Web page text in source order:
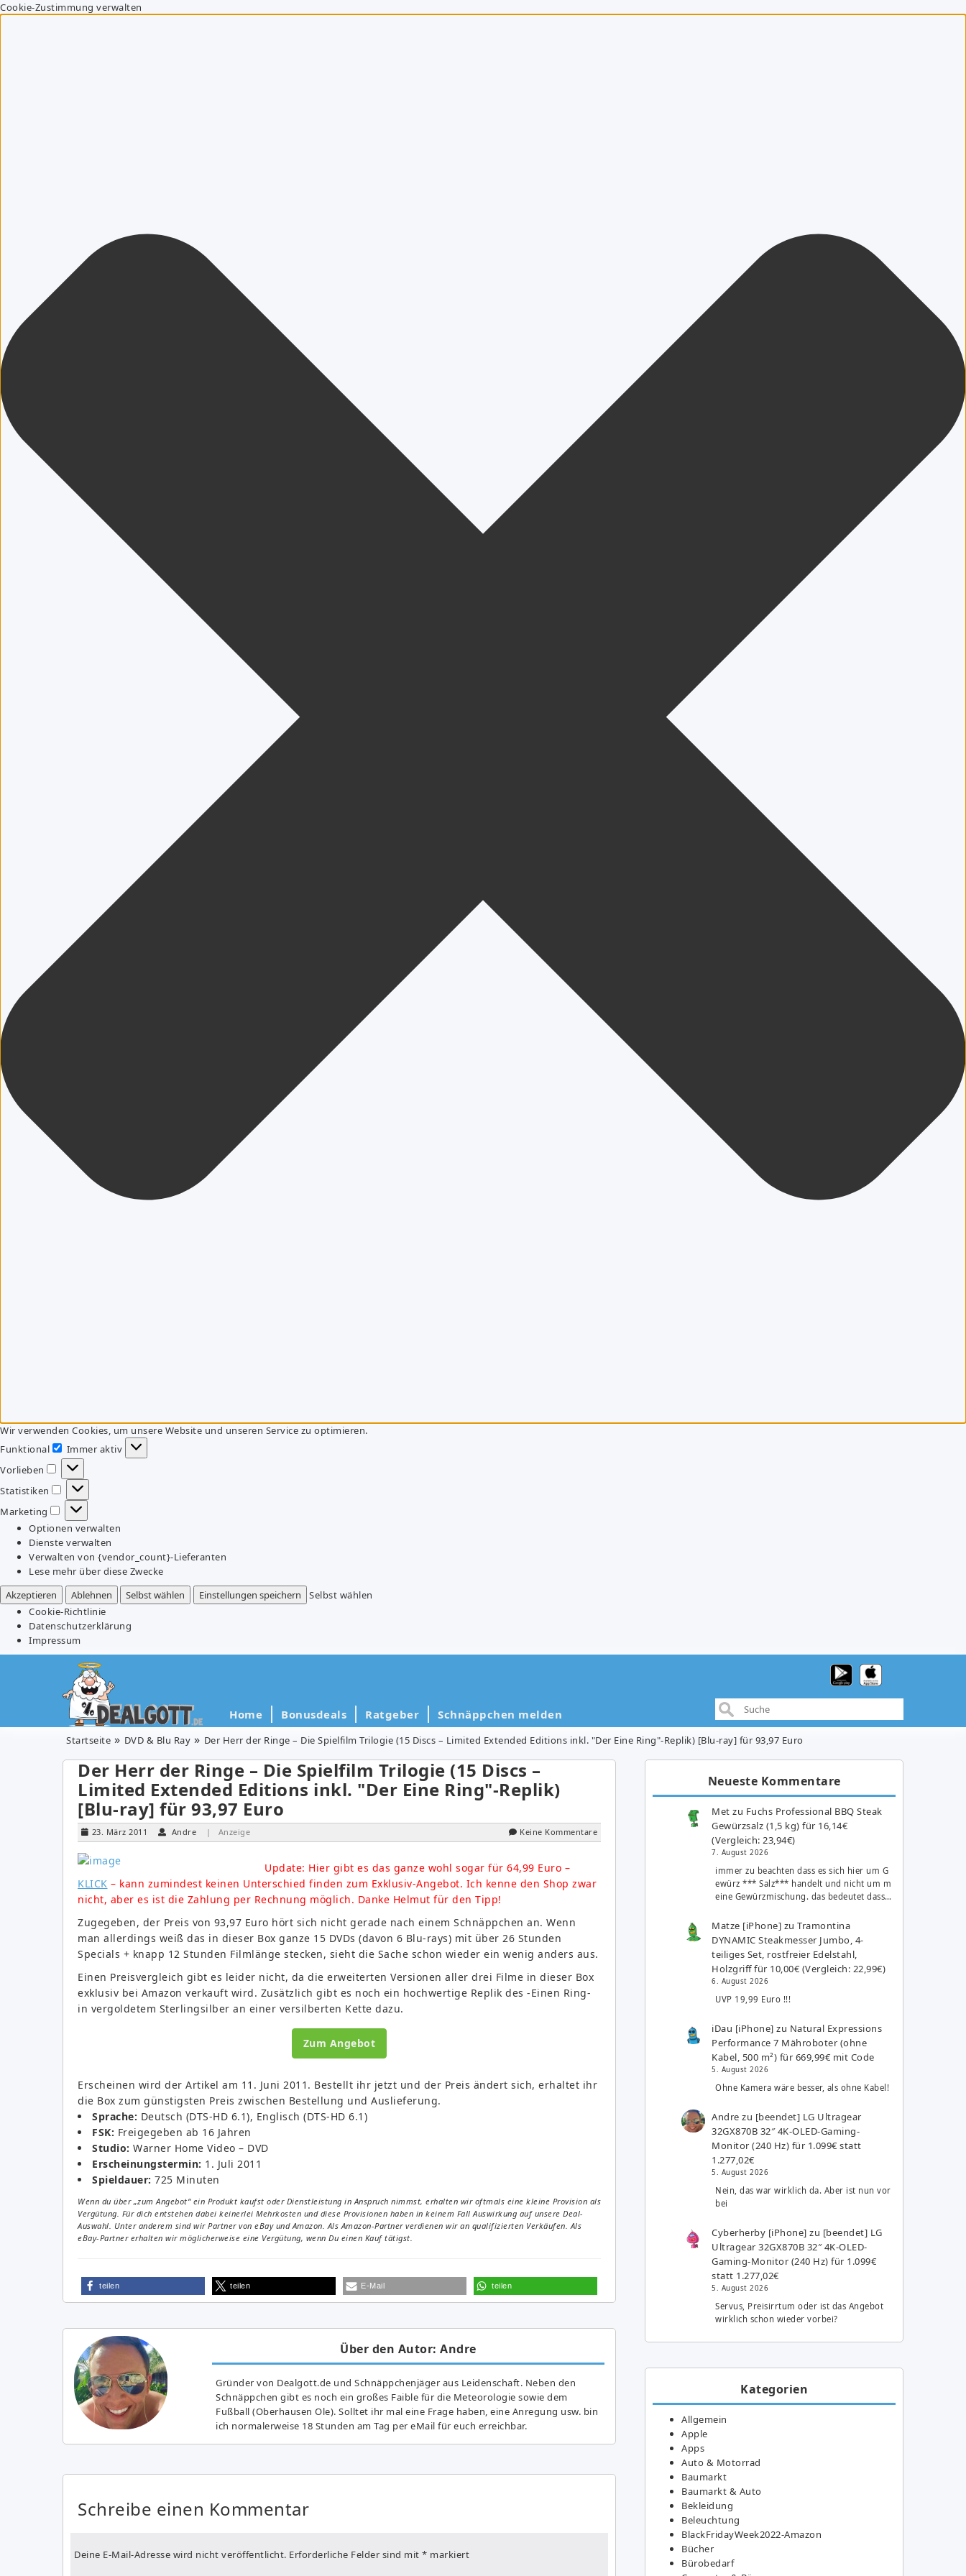
Cookie-Zustimmung verwalten
Wir verwenden Cookies, um unsere Website und unseren Service zu optimieren.
Funktional
Funktional
Immer aktiv
Vorlieben
Vorlieben
Statistiken
Statistiken
Marketing
Marketing
Optionen verwalten
Dienste verwalten
Verwalten von {vendor_count}-Lieferanten
Lese mehr über diese Zwecke
Akzeptieren
Ablehnen Selbst wählen Einstellungen speichern
Selbst wählen
Cookie-Richtlinie
Datenschutzerklärung
Impressum
Home Bonusdeals Ratgeber Schnäppchen melden
Startseite DVD & Blu Ray Der Herr der Ringe – Die Spielfilm Trilogie (15 Discs – Limited Extended Editions inkl. "Der Eine Ring"-Replik) [Blu-ray] für 93,97 Euro
Der Herr der Ringe – Die Spielfilm Trilogie (15 Discs –
Limited Extended Editions inkl. "Der Eine Ring"-Replik)
[Blu-ray] für 93,97 Euro
23. März 2011 Andre | Anzeige Keine Kommentare
Update: Hier gibt es das ganze wohl sogar für 64,99 Euro –
KLICK – kann zumindest keinen Unterschied finden zum Exklusiv-Angebot. Ich kenne den Shop zwar
nicht, aber es ist die Zahlung per Rechnung möglich. Danke Helmut für den Tipp!
Zugegeben, der Preis von 93,97 Euro hört sich nicht gerade nach einem Schnäppchen an. Wenn
man allerdings weiß das in dieser Box ganze 15 DVDs (davon 6 Blu-rays) mit über 26 Stunden
Specials + knapp 12 Stunden Filmlänge stecken, sieht die Sache schon wieder ein wenig anders aus.
Einen Preisvergleich gibt es leider nicht, da die erweiterten Versionen aller drei Filme in dieser Box
exklusiv bei Amazon verkauft wird. Zusätzlich gibt es noch ein hochwertige Replik des -Einen Ring-
in vergoldetem Sterlingsilber an einer versilberten Kette dazu.
Zum Angebot
Erscheinen wird der Artikel am 11. Juni 2011. Bestellt ihr jetzt und der Preis ändert sich, erhaltet ihr
die Box zum günstigsten Preis zwischen Bestellung und Auslieferung.
Sprache: Deutsch (DTS-HD 6.1), Englisch (DTS-HD 6.1)
FSK: Freigegeben ab 16 Jahren
Studio: Warner Home Video – DVD
Erscheinungstermin: 1. Juli 2011
Spieldauer: 725 Minuten
Wenn du über „zum Angebot“ ein Produkt kaufst oder Dienstleistung in Anspruch nimmst, erhalten wir oftmals eine kleine Provision als
Vergütung. Für dich entstehen dabei keinerlei Mehrkosten und diese Provisionen haben in keinem Fall Auswirkung auf unsere Deal-
Auswahl. Unter anderem sind wir Partner von eBay und Amazon. Als Amazon-Partner verdienen wir an qualifizierten Verkäufen. Als
eBay-Partner erhalten wir möglicherweise eine Vergütung, wenn Du einen Kauf tätigst.
teilen teilen E-Mail teilen
Über den Autor: Andre
Gründer von Dealgott.de und Schnäppchenjäger aus Leidenschaft. Neben den
Schnäppchen gibt es noch ein großes Fai­ble für die Meteorologie sowie dem
Fußball (Oberhausen Ole). Solltet ihr mal eine Frage haben, eine Anregung usw. bin
ich normalerweise 18 Stunden am Tag per eMail für euch erreichbar.
Schreibe einen Kommentar
Deine E-Mail-Adresse wird nicht veröffentlicht. Erforderliche Felder sind mit * markiert
Neueste Kommentare
Met zu Fuchs Professional BBQ Steak
Gewürzsalz (1,5 kg) für 16,14€
(Vergleich: 23,94€)
7. August 2026
immer zu beachten dass es sich hier um G
ewürz *** Salz*** handelt und nicht um m
eine Gewürzmischung. das bedeutet dass…
Matze [iPhone] zuTramontina
DYNAMIC Steakmesser Jumbo, 4-
teiliges Set, rostfreier Edelstahl,
Holzgriff für 10,00€ (Vergleich: 22,99€)
6. August 2026
UVP 19,99 Euro !!!
iDau [iPhone] zu Natural Expressions
Performance 7 Mähroboter (ohne
Kabel, 500 m²) für 669,99€ mit Code
5. August 2026
Ohne Kamera wäre besser, als ohne Kabel!
Andre zu [beendet] LG Ultragear
32GX870B 32″ 4K-OLED-Gaming-
Monitor (240 Hz) für 1.099€ statt
1.277,02€
5. August 2026
Nein, das war wirklich da. Aber ist nun vor
bei
Cyberherby [iPhone] zu [beendet] LG
Ultragear 32GX870B 32″ 4K-OLED-
Gaming-Monitor (240 Hz) für 1.099€
statt 1.277,02€
5. August 2026
Servus, Preisirrtum oder ist das Angebot
wirklich schon wieder vorbei?
Kategorien
Allgemein
Apple
Apps
Auto & Motorrad
Baumarkt
Baumarkt & Auto
Bekleidung
Beleuchtung
BlackFridayWeek2022-Amazon
Bücher
Bürobedarf